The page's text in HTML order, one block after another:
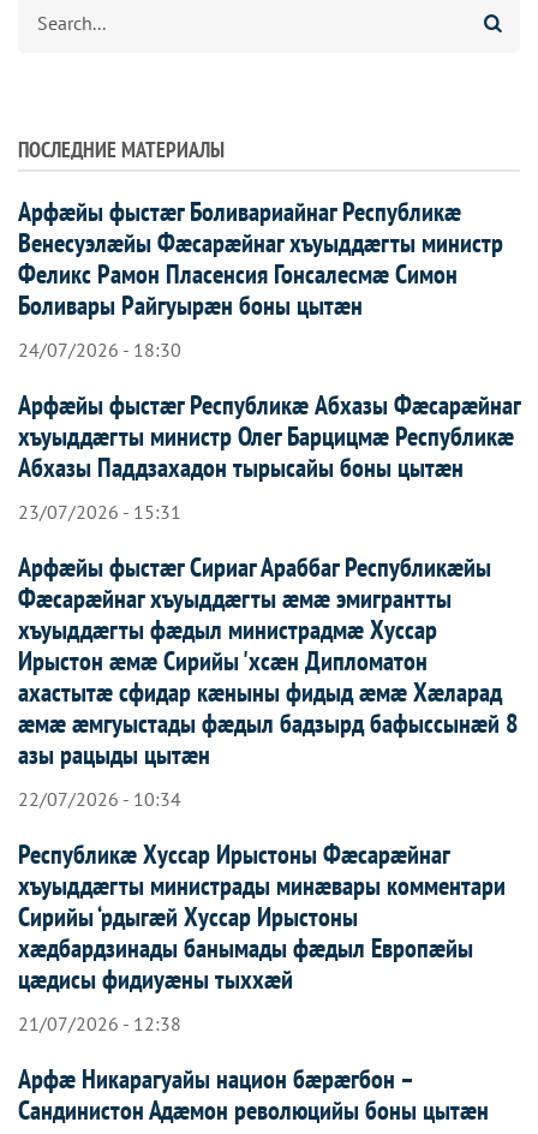
ПОСЛЕДНИЕ МАТЕРИАЛЫ
Арфæйы фыстæг Боливариайнаг Республикæ
Венесуэлæйы Фæсарæйнаг хъуыддæгты министр
Феликс Рамон Пласенсия Гонсалесмæ Симон
Боливары Райгуырæн боны цытæн
24/07/2026 - 18:30
Арфæйы фыстæг Республикæ Абхазы Фæсарæйнаг
хъуыддæгты министр Олег Барцицмæ Республикæ
Абхазы Паддзахадон тырысайы боны цытæн
23/07/2026 - 15:31
Арфæйы фыстæг Сириаг Араббаг Республикæйы
Фæсарæйнаг хъуыддæгты æмæ эмигрантты
хъуыддæгты фæдыл министрадмæ Хуссар
Ирыстон æмæ Сирийы 'хсæн Дипломатон
ахастытæ сфидар кæныны фидыд æмæ Хæларад
æмæ æмгуыстады фæдыл бадзырд бафыссынæй 8
азы рацыды цытæн
22/07/2026 - 10:34
Республикæ Хуссар Ирыстоны Фæсарæйнаг
хъуыддæгты министрады минæвары комментари
Сирийы ‘рдыгæй Хуссар Ирыcтоны
хæдбардзинады банымады фæдыл Европæйы
цæдисы фидиуæны тыххæй
21/07/2026 - 12:38
Арфæ Никарагуайы национ бæрæгбон –
Сандинистон Адæмон революцийы боны цытæн